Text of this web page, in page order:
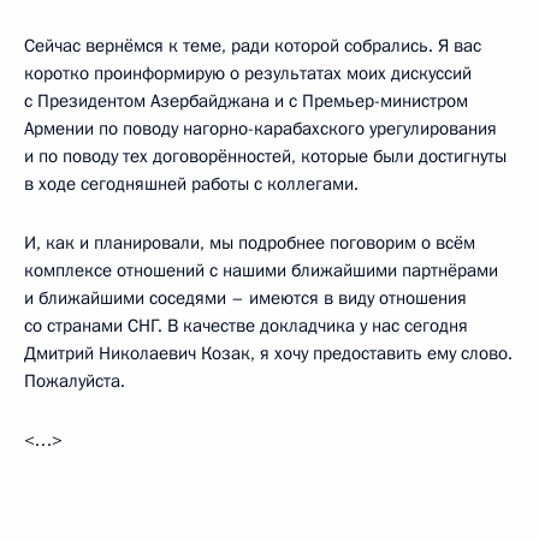
Сейчас вернёмся к теме, ради которой собрались. Я вас
коротко проинформирую о результатах моих дискуссий
с Президентом Азербайджана и с Премьер-министром
Армении по поводу нагорно-карабахского урегулирования
и по поводу тех договорённостей, которые были достигнуты
в ходе сегодняшней работы с коллегами.
И, как и планировали, мы подробнее поговорим о всём
комплексе отношений с нашими ближайшими партнёрами
и ближайшими соседями – имеются в виду отношения
со странами СНГ. В качестве докладчика у нас сегодня
Дмитрий Николаевич Козак, я хочу предоставить ему слово.
Пожалуйста.
<…>